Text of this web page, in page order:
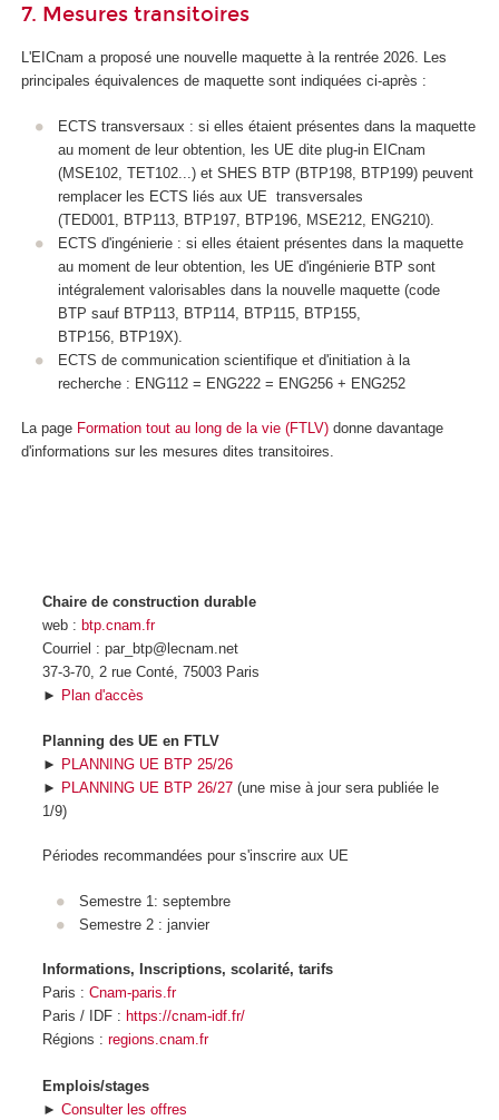
7. Mesures transitoires
L'EICnam a proposé une nouvelle maquette à la rentrée 2026. Les
principales équivalences de maquette sont indiquées ci-après :
ECTS transversaux : si elles étaient présentes dans la maquette
au moment de leur obtention, les UE dite plug-in EICnam
(MSE102, TET102...) et SHES BTP (BTP198, BTP199) peuvent
remplacer les ECTS liés aux UE transversales
(TED001, BTP113, BTP197, BTP196, MSE212, ENG210).
ECTS d'ingénierie : si elles étaient présentes dans la maquette
au moment de leur obtention, les UE d'ingénierie BTP sont
intégralement valorisables dans la nouvelle maquette (code
BTP sauf BTP113, BTP114, BTP115, BTP155,
BTP156, BTP19X).
ECTS de communication scientifique et d'initiation à la
recherche : ENG112 = ENG222 = ENG256 + ENG252
La page Formation tout au long de la vie (FTLV) donne davantage
d'informations sur les mesures dites transitoires.
Chaire de construction durable
web : btp.cnam.fr
Courriel : par_btp@lecnam.net
37-3-70, 2 rue Conté, 75003 Paris
► Plan d'accès
Planning des UE en FTLV
► PLANNING UE BTP 25/26
► PLANNING UE BTP 26/27 (une mise à jour sera publiée le
1/9)
Périodes recommandées pour s'inscrire aux UE
Semestre 1: septembre
Semestre 2 : janvier
Informations, Inscriptions, scolarité, tarifs
Paris : Cnam-paris.fr
Paris / IDF : https://cnam-idf.fr/
Régions : regions.cnam.fr
Emplois/stages
► Consulter les offres